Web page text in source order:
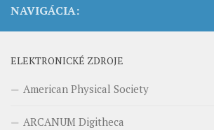
NAVIGÁCIA:
ELEKTRONICKÉ ZDROJE
American Physical Society
ARCANUM Digitheca